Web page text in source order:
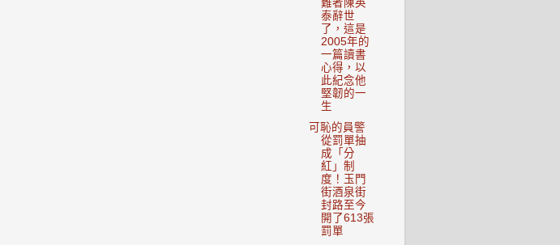
難者陳英
泰辭世
了，這是
2005年的
一篇讀書
心得，以
此紀念他
堅韌的一
生
可恥的員警
從罰單抽
成「分
紅」制
度！玉門
街酒泉街
封路至今
開了613張
罰單